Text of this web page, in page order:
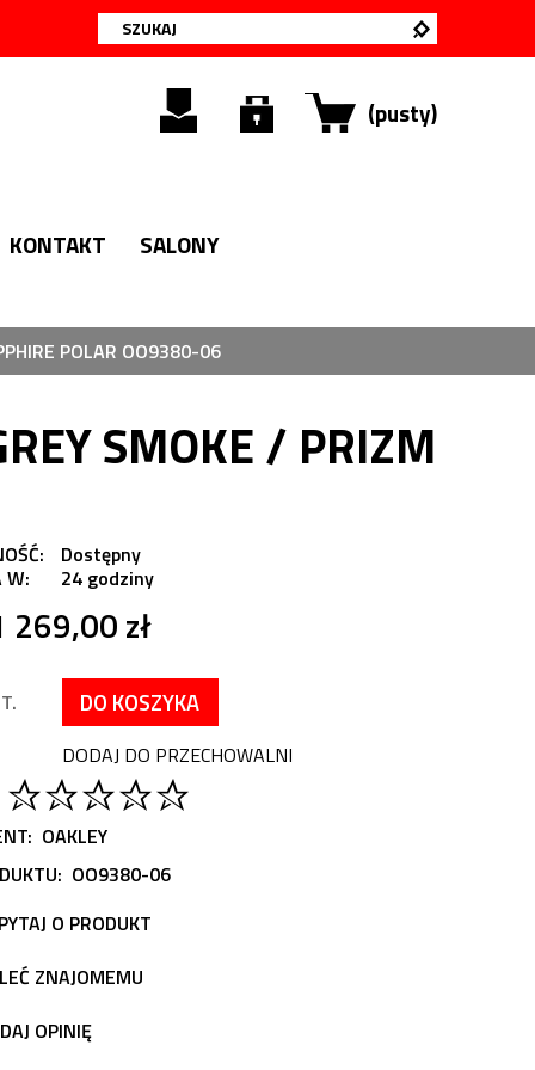
(pusty)
KONTAKT SALONY
POLAR OO9380-06
SMOKE / PRIZM
Dostępny
W:
24 godziny
269,00 zł
DO KOSZYKA
DODAJ DO PRZECHOWALNI
OAKLEY
OO9380-06
O PRODUKT
ZNAJOMEMU
OPINIĘ